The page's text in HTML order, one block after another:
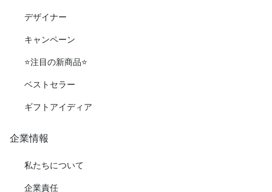
デザイナー
キャンペーン
⭐️注目の新商品⭐️
ベストセラー
ギフトアイディア
企業情報
私たちについて
企業責任